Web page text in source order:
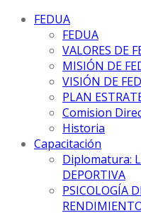
FEDUA
FEDUA
VALORES DE
MISIÓN DE
VISIÓN DE
PLAN
Comision
Historia
Capacitación
Diplomatura:
DEPORTIVA
PSICOLOGÍA